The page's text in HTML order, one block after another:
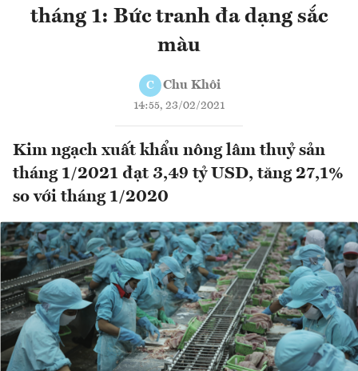
tháng 1: Bức tranh đa dạng sắc
màu
C Chu Khôi
14:55, 23/02/2021
Kim ngạch xuất khẩu nông lâm thuỷ sản
tháng 1/2021 đạt 3,49 tỷ USD, tăng 27,1%
so với tháng 1/2020